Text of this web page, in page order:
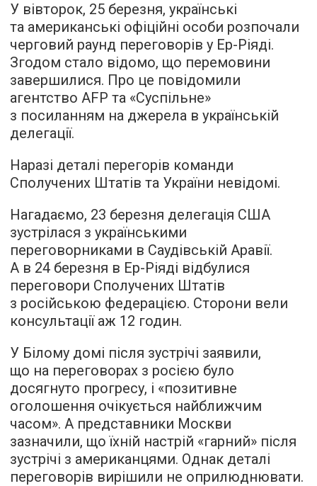
У вівторок, 25 березня, українські
та американські офіційні особи розпочали
черговий раунд переговорів у Ер-Ріяді.
Згодом стало відомо, що перемовини
завершилися. Про це повідомили
агентство AFP та «Суспільне»
з посиланням на джерела в українській
делегації.
Наразі деталі перегорів команди
Сполучених Штатів та України невідомі.
Нагадаємо, 23 березня делегація США
зустрілася з українськими
переговорниками в Саудівській Аравії.
А в 24 березня в Ер-Ріяді відбулися
переговори Сполучених Штатів
з російською федерацією. Сторони вели
консультації аж 12 годин.
У Білому домі після зустрічі заявили,
що на переговорах з росією було
досягнуто прогресу, і «позитивне
оголошення очікується найближчим
часом». А представники Москви
зазначили, що їхній настрій «гарний» після
зустрічі з американцями. Однак деталі
переговорів вирішили не оприлюднювати.